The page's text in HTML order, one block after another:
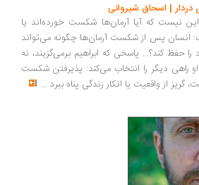
دردار | اسحاق شیروانی
نیست که آیا آرمان‌ها شکست خورده‌اند یا
انسان پس از شکست آرمان‌ها چگونه می‌تواند
حفظ کند؟... پاسخی که ابراهیم برمی‌گزیند، نه
راهی دیگر را انتخاب می‌کند: پذیرفتن شکست
گریز از واقعیت یا انکار زندگی پناه ببرد ...